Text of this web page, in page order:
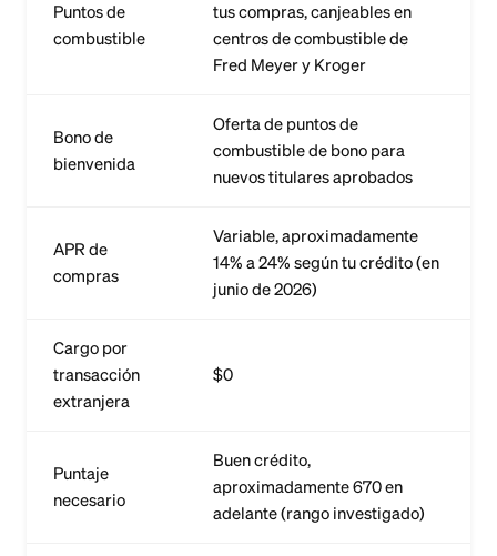
Puntos de
combustible
tus compras, canjeables en
centros de combustible de
Fred Meyer y Kroger
Bono de
bienvenida
Oferta de puntos de
combustible de bono para
nuevos titulares aprobados
APR de
compras
Variable, aproximadamente
14% a 24% según tu crédito (en
junio de 2026)
Cargo por
transacción
extranjera
$0
Puntaje
necesario
Buen crédito,
aproximadamente 670 en
adelante (rango investigado)